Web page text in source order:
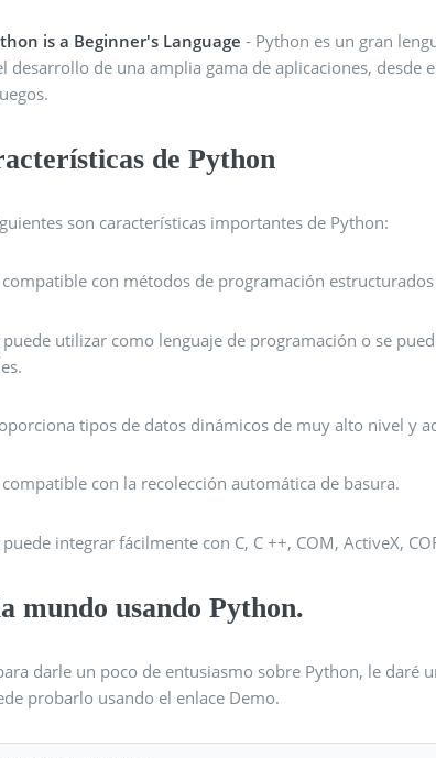
is a Beginner's Language - Python es un gran
desarrollo de una amplia gama de aplicaciones,
de Python
son características importantes de Python:
compatible con métodos de programación
puede utilizar como lenguaje de programación o se
tipos de datos dinámicos de muy alto nivel y
compatible con la recolección automática de basura.
puede integrar fácilmente con C, C ++, COM, ActiveX,
mundo usando Python.
darle un poco de entusiasmo sobre Python, le
probarlo usando el enlace Demo.